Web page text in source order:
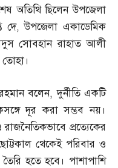
অতিথি ছিলেন উপজেলা
দে,উপজেলা একাডেমিক
সোবহান রাহাত আলী
তোহা।
বলেন,দুর্নীতি একটি
দূর করা সম্ভব নয়।
প্রত্যেকের
থেকেই পরিবার ও
হতে হবে। পাশাপাশি